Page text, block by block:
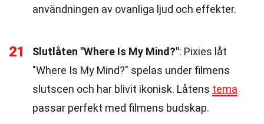
användningen av ovanliga ljud och effekter.
21 Slutlåten "Where Is My Mind?": Pixies låt
"Where Is My Mind?" spelas under filmens
slutscen och har blivit ikonisk. Låtens tema
passar perfekt med filmens budskap.